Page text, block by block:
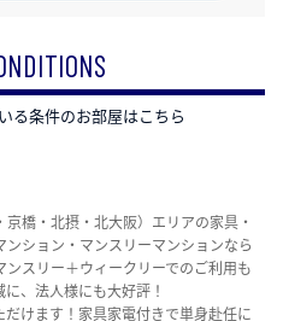
る条件のお部屋はこちら
橋・北摂・北大阪）エリアの家具・
ション・マンスリーマンションなら
ンスリー＋ウィークリーでのご利用も
、法人様にも大好評！
けます！家具家電付きで単身赴任に